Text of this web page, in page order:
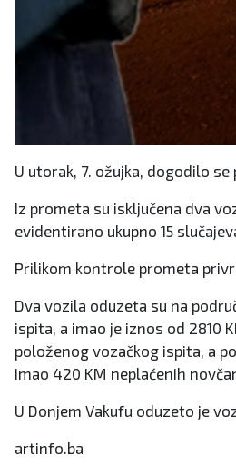
U utorak, 7. ožujka, dogodilo
Iz prometa su isključena dva
evidentirano ukupno 15
Prilikom kontrole prometa
Dva vozila oduzeta su na
ispita, a imao je iznos od 2810
položenog vozačkog ispita, a
imao 420 KM neplaćenih
U Donjem Vakufu oduzeto je
artinfo.ba